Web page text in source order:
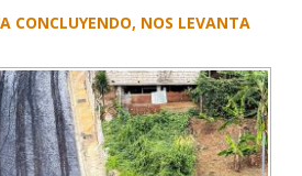
CONCLUYENDO, NOS LEVANTA